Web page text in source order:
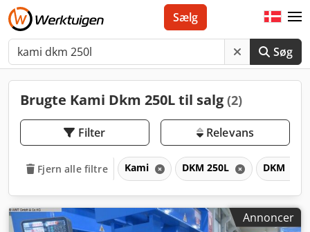
Søg
Sælg
Brugte Kami Dkm 250L til salg (2)
Filter Relevans
Fjern alle filtre Kami DKM 250L DKM
Annoncer